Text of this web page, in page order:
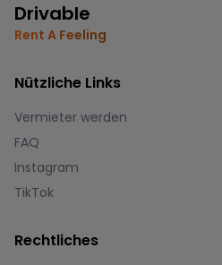
Drivable
Rent A Feeling
Nützliche Links
Vermieter werden
FAQ
Instagram
TikTok
Rechtliches